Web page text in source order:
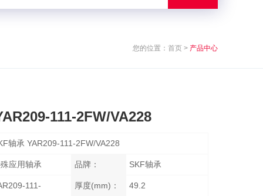
您的位置： 首页 > 产品中心
111-2FW/VA228
轴承 YAR209-111-2FW/VA228
应用轴承 品牌： SKF轴承
111-
厚度(mm)： 49.2